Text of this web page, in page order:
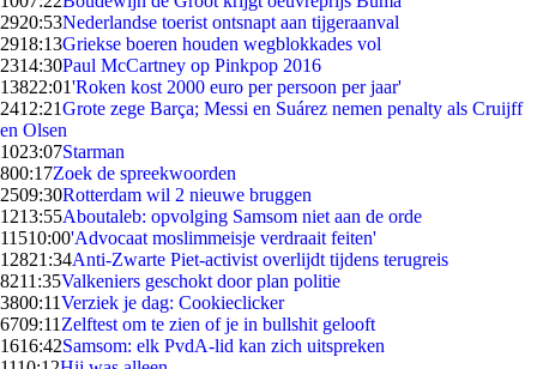
2920:53Nederlandse toerist ontsnapt aan tijgeraanval
2918:13Griekse boeren houden wegblokkades vol
2314:30Paul McCartney op Pinkpop 2016
13822:01'Roken kost 2000 euro per persoon per jaar'
2412:21Grote zege Barça; Messi en Suárez nemen penalty als Cruijff
en Olsen
1023:07Starman
800:17Zoek de spreekwoorden
2509:30Rotterdam wil 2 nieuwe bruggen
1213:55Aboutaleb: opvolging Samsom niet aan de orde
11510:00'Advocaat moslimmeisje verdraait feiten'
12821:34Anti-Zwarte Piet-activist overlijdt tijdens terugreis
8211:35Valkeniers geschokt door plan politie
3800:11Verziek je dag: Cookieclicker
6709:11 Zelftest om te zien of je in bullshit gelooft
1616:42Samsom: elk PvdA-lid kan zich uitspreken